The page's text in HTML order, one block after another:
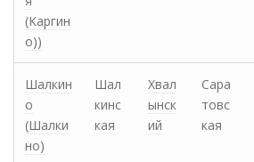
(Каргин
о))
Шалкин
о
(Шалки
но)
Шал
кинс
кая
Хвал
ынск
ий
Сара
товс
кая